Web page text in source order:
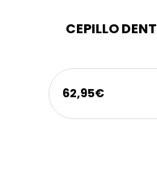
CEPILLO
62,95€